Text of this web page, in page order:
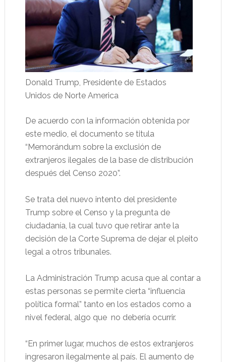
Donald Trump, Presidente de Estados
Unidos de Norte America
De acuerdo con la información obtenida por
este medio, el documento se titula
“Memorándum sobre la exclusión de
extranjeros ilegales de la base de distribución
después del Censo 2020”.
Se trata del nuevo intento del presidente
Trump sobre el Censo y la pregunta de
ciudadanía, la cual tuvo que retirar ante la
decisión de la Corte Suprema de dejar el pleito
legal a otros tribunales.
La Administración Trump acusa que al contar a
estas personas se permite cierta “influencia
política formal” tanto en los estados como a
nivel federal, algo que no debería ocurrir.
“En primer lugar, muchos de estos extranjeros
ingresaron ilegalmente al país. El aumento de